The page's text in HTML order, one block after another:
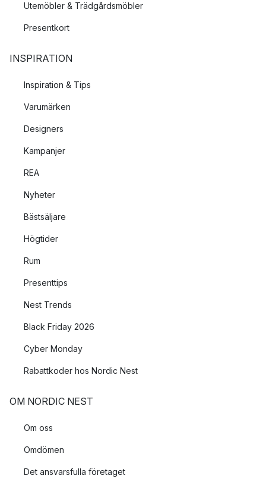
Utemöbler & Trädgårdsmöbler
Presentkort
INSPIRATION
Inspiration & Tips
Varumärken
Designers
Kampanjer
REA
Nyheter
Bästsäljare
Högtider
Rum
Presenttips
Nest Trends
Black Friday 2026
Cyber Monday
Rabattkoder hos Nordic Nest
OM NORDIC NEST
Om oss
Omdömen
Det ansvarsfulla företaget